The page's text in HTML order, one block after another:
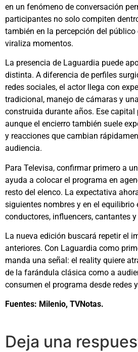
en un fenómeno de conversación
participantes no solo compiten
también en la percepción del
viraliza momentos.
La presencia de Laguardia puede
distinta. A diferencia de perfiles
redes sociales, el actor llega con
tradicional, manejo de cámaras y
construida durante años. Ese capital
aunque el encierro también suele
y reacciones que cambian
audiencia.
Para Televisa, confirmar primero a
ayuda a colocar el programa en
resto del elenco. La expectativa
siguientes nombres y en el equilibrio
conductores, influencers, cantantes
La nueva edición buscará repetir el
anteriores. Con Laguardia como
manda una señal: el reality quiere
de la farándula clásica como a
consumen el programa desde redes
Fuentes: Milenio, TVNotas.
Deja una